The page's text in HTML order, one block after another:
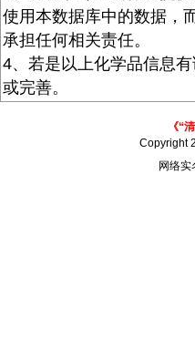
使用本数据库中的数据，
承担任何相关责任。
4、若是以上化学品信息
或完善。
《“
Copyright
网络实